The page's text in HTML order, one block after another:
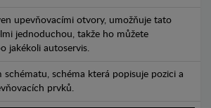
upevňovacími otvory, umožňuje tato
jednoduchou, takže ho můžete
jakékoli autoservis.
schématu, schéma která popisuje pozici a
prvků.